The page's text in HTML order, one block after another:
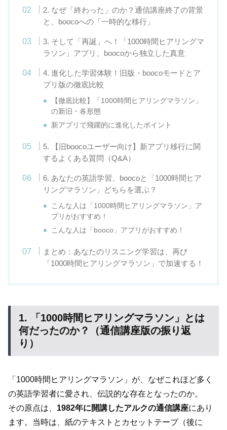
2. なぜ「終わった」のか？通信講座終了の背景
と、boocoへの「一時的な移行」
3. そして「再誕」へ！「1000時間ヒアリングマ
ラソン」アプリ、boocoから独立した真意
4. 進化した学習体験！旧版・boocoモードとア
プリ版の徹底比較
【徹底比較】「1000時間ヒアリングマラソン」
の新旧・各形態
新アプリで飛躍的に進化したポイント
5. 【旧boocoユーザー向け】新アプリ移行に関
するよくある質問（Q&A）
6. あなたの英語学習、boocoと「1000時間ヒア
リングマラソン」どちらを選ぶ？
こんな人は「1000時間ヒアリングマラソン」ア
プリがおすすめ！
こんな人は「booco」アプリがおすすめ！
まとめ：あなたのリスニング学習は、再び
「1000時間ヒアリングマラソン」で加速する！
1. 「1000時間ヒアリングマラソン」とは
何だったのか？（通信講座版の振り返
り）
「1000時間ヒアリングマラソン」が、なぜこれほど多く
の英語学習者に愛され、伝説的な存在となったのか。
その原点は、 1982年に開講したアルクの通信講座にあり
ます。当時は、紙のテキストとカセットテープ（後に